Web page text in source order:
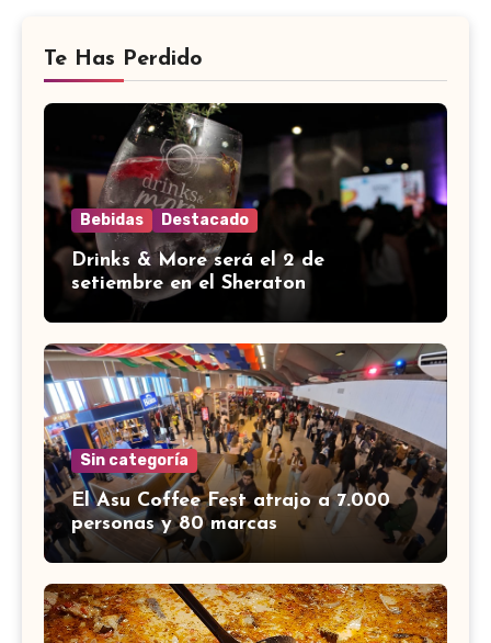
Te Has Perdido
Bebidas Destacado
Drinks & More será el 2 de
setiembre en el Sheraton
Sin categoría
El Asu Coffee Fest atrajo a 7.000
personas y 80 marcas